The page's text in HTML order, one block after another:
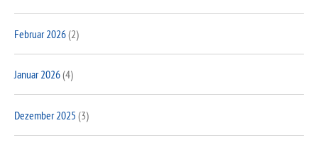
Februar 2026(2)
Januar 2026(4)
Dezember 2025 (3)